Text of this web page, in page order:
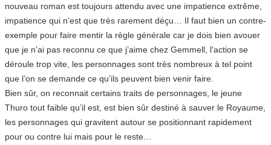
nouveau roman est toujours attendu avec une impatience extrême,
impatience qui n’est que très rarement déçu… Il faut bien un contre-
exemple pour faire mentir la règle générale car je dois bien avouer
que je n’ai pas reconnu ce que j’aime chez Gemmell, l’action se
déroule trop vite, les personnages sont très nombreux à tel point
que l’on se demande ce qu’ils peuvent bien venir faire.
Bien sûr, on reconnait certains traits de personnages, le jeune
Thuro tout faible qu’il est, est bien sûr destiné à sauver le Royaume,
les personnages qui gravitent autour se positionnant rapidement
pour ou contre lui mais pour le reste…